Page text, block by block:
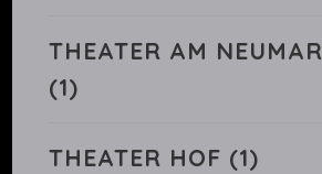
THEATER AM
(1)
THEATER HOF (1)